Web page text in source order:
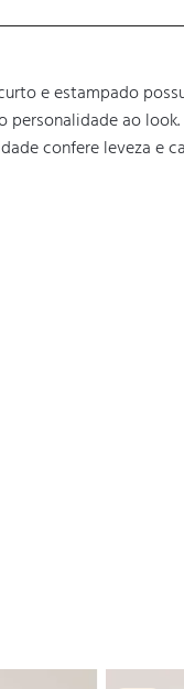
e estampado
personalidade ao look.
confere leveza e